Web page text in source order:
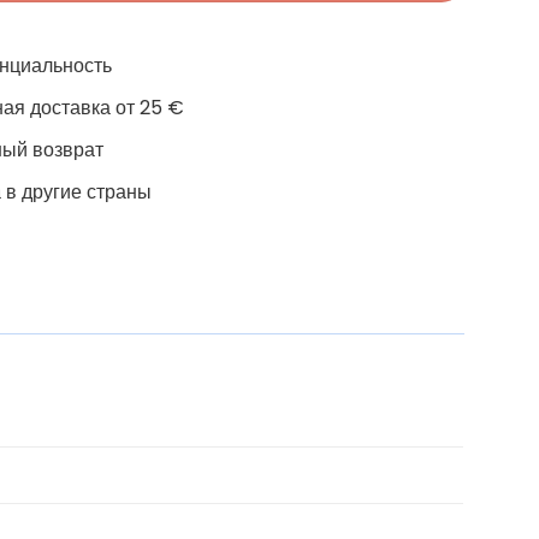
доставка от 25 €
возврат
другие страны